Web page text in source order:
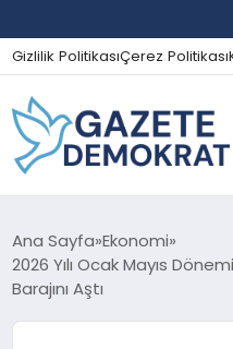
Gizlilik PolitikasıÇerez Politikası
GÜNDEM
EKONOMI
Ana Sayfa Ekonomi
2026 Yılı Ocak Mayıs
Barajını Aştı